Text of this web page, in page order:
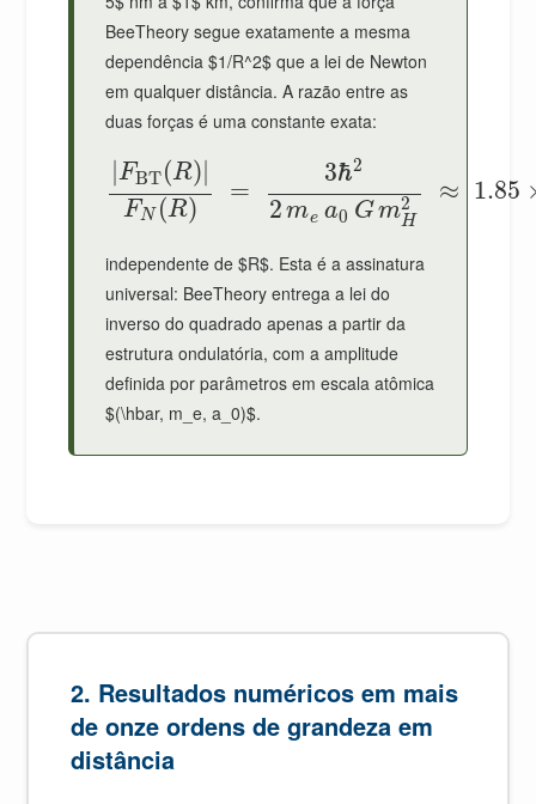
BeeTheory segue exatamente a mesma
dependência $1/R^2$ que a lei de Newton
em qualquer distância. A razão entre as
duas forças é uma constante exata:
FBT(R)
FN (R)
=
3ℏ2
2 me a0 Gm2
H
≈ 1.85
independente de $R$. Esta é a assinatura
universal: BeeTheory entrega a lei do
inverso do quadrado apenas a partir da
estrutura ondulatória, com a amplitude
definida por parâmetros em escala atômica
$(\hbar, m_e, a_0)$.
2. Resultados numéricos em mais
de onze ordens de grandeza em
distância